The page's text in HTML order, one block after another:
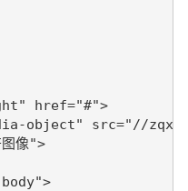
href="#">
object" src="//
像">